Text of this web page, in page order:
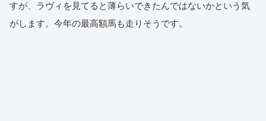
すが、ラヴィを見てると薄らいできたんではないかという気
がします。今年の最高額馬も走りそうです。